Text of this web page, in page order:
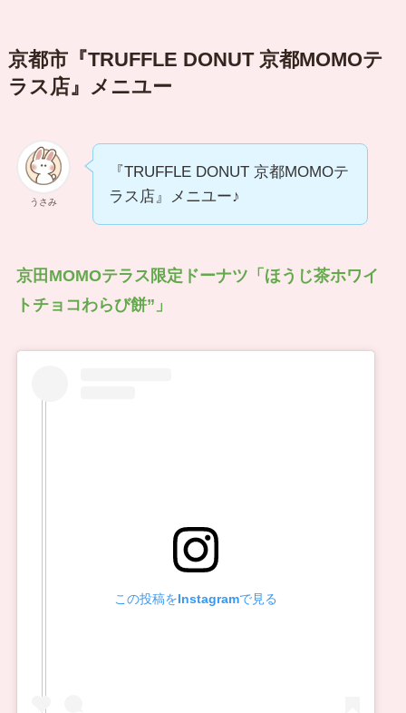
京都市『TRUFFLE DONUT 京都MOMOテ
ラス店』メニユー
うさみ
『TRUFFLE DONUT 京都MOMOテ
ラス店』メニユー♪
京田MOMOテラス限定ドーナツ「ほうじ茶ホワイ
トチョコわらび餅”」
この投稿をInstagramで見る